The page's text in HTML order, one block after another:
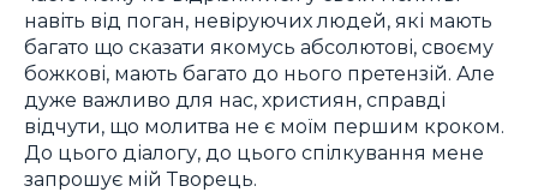
навіть від поган, невіруючих людей, які мають
багато що сказати якомусь абсолютові, своєму
божкові, мають багато до нього претензій. Але
дуже важливо для нас, християн, справді
відчути, що молитва не є моїм першим кроком.
До цього діалогу, до цього спілкування мене
запрошує мій Творець.